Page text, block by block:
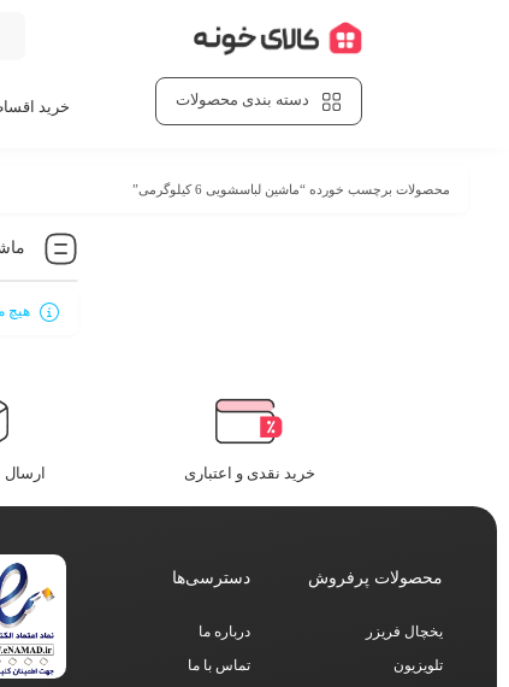
دسته بندی محصولات خرید
محصولات برچسب خورده “ماشین لباسشویی 6 کیلوگرمی”
هیچ
خرید نقدی و اعتباری
محصولات پرفروش
یخچال فریزر
تلویزیون
دسترسی‌ها
درباره ما
تماس با ما